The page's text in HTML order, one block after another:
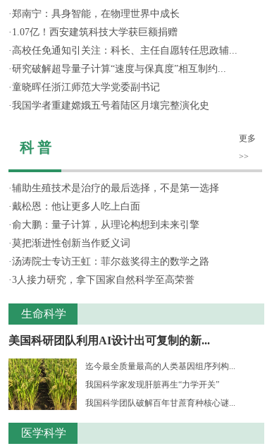
·郑南宁：具身智能，在物理世界中成长
· 1.07亿！西安建筑科技大学获巨额捐赠
· 高校任免通知引关注：科长、主任自愿转任思政辅...
·研究破解超导量子计算“速度与保真度”相互制约...
·童晓晖任浙江师范大学党委副书记
·我国学者重建嫦娥五号着陆区月壤完整演化史
科 普
更多
>>
·辅助生殖技术是治疗的最后选择，不是第一选择
·戴松恩：他让更多人吃上白面
·俞大鹏：量子计算，从理论构想到未来引擎
·莫把渐进性创新当作贬义词
·汤涛院士专访王虹：菲尔兹奖得主的数学之路
·3人接力研究，拿下国家自然科学至高荣誉
生命科学
美国科研团队利用AI设计出可复制的新...
迄今最全质量最高的人类基因组序列构...
我国科学家发现肝脏再生“力学开关”
我国科学团队破解百年甘蔗育种核心谜...
医学科学